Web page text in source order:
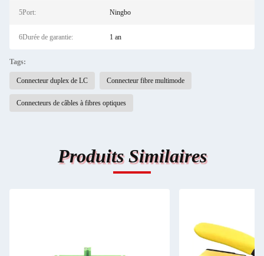
5Port: Ningbo
6Durée de garantie: 1 an
Tags:
Connecteur duplex de LC Connecteur fibre multimode
Connecteurs de câbles à fibres optiques
Produits Similaires